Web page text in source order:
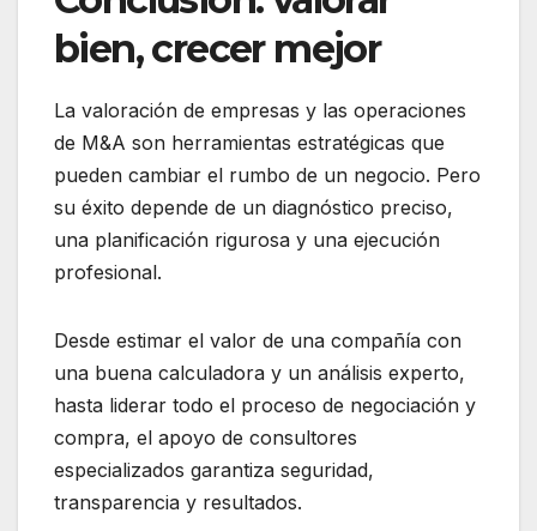
bien, crecer mejor
La valoración de empresas y las operaciones
de M&A son herramientas estratégicas que
pueden cambiar el rumbo de un negocio. Pero
su éxito depende de un diagnóstico preciso,
una planificación rigurosa y una ejecución
profesional.
Desde estimar el valor de una compañía con
una buena calculadora y un análisis experto,
hasta liderar todo el proceso de negociación y
compra, el apoyo de consultores
especializados garantiza seguridad,
transparencia y resultados.